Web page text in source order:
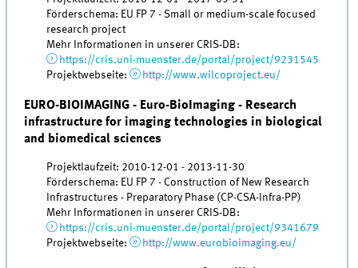
Förderschema: EU FP 7 - Small or medium-scale focused
research project
Mehr Informationen in unserer CRIS-DB:
https://cris.uni-muenster.de/portal/project/9231545
Projektwebseite:
http://www.wilcoproject.eu/
EURO-BIOIMAGING - Euro-BioImaging - Research
infrastructure for imaging technologies in biological
and biomedical sciences
Projektlaufzeit: 2010-12-01 - 2013-11-30
Förderschema: EU FP 7 - Construction of New Research
Infrastructures - Preparatory Phase (CP-CSA-Infra-PP)
Mehr Informationen in unserer CRIS-DB:
https://cris.uni-muenster.de/portal/project/9341679
Projektwebseite:
http://www.eurobioimaging.eu/